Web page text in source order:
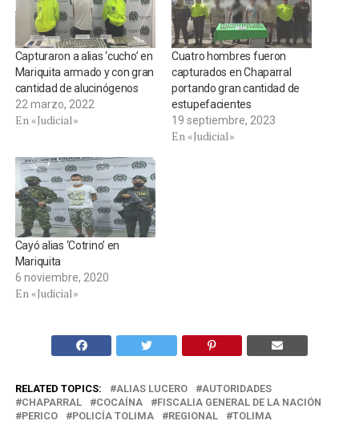
Capturaron a alias ‘cucho’ en
Mariquita armado y con gran
cantidad de alucinógenos
22 marzo, 2022
En «Judicial»
Cuatro hombres fueron
capturados en Chaparral
portando gran cantidad de
estupefacientes
19 septiembre, 2023
En «Judicial»
Cayó alias ‘Cotrino’ en
Mariquita
6 noviembre, 2020
En «Judicial»
RELATED TOPICS: ALIAS LUCERO
AUTORIDADES
CHAPARRAL
COCAÍNA
FISCALIA GENERAL DE LA NACIÓN
PERICO
POLICÍA TOLIMA REGIONAL TOLIMA